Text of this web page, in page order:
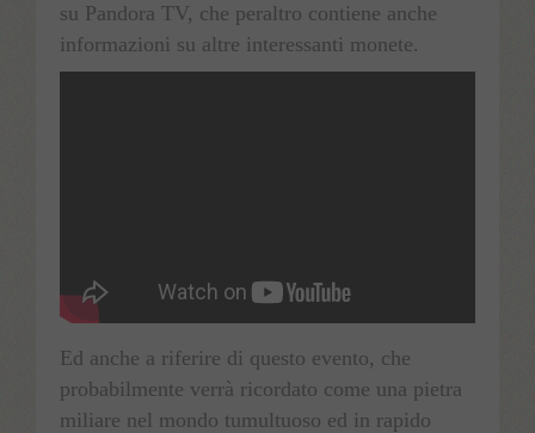
su Pandora TV, che peraltro contiene anche
informazioni su altre interessanti monete.
Ed anche a riferire di questo evento, che
probabilmente verrà ricordato come una pietra
miliare nel mondo tumultuoso ed in rapido